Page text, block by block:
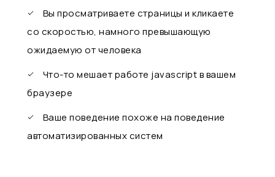
Вы просматриваете страницы и кликаете
со скоростью, намного превышающую
ожидаемую от человека
Что-то мешает работе javascript в вашем
браузере
Ваше поведение похоже на поведение
автоматизированных систем